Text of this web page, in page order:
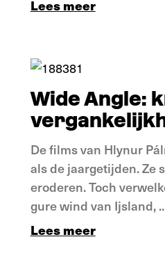
Lees meer
Wide Angle:
De films van Hlynur
als de jaargetijden. Ze
eroderen. Toch
gure wind van Ijsland,
Lees meer